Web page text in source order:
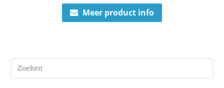
Meer product info